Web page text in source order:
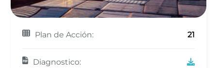
Plan de Acción: 21
Diagnostico: